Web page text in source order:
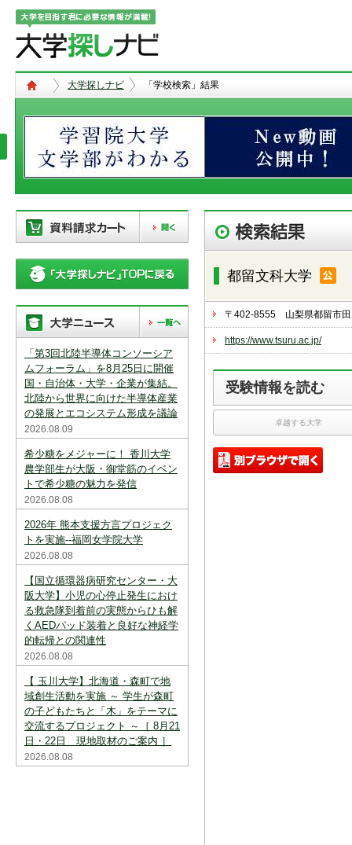
大学探しナビ 「学校検索」結果
現在、以下の学校を「資料請求カー
ト」に登録しています。「資料請求
カート」に登録できる学校は20校ま
リストから「削除」ボタンで登録を
削除して下さい。
「資料請求カート」の登録情報は、アクセ
スを中断すると消えてしまいます。ご注意
下さい。
※現在登録されている大学はありません。
※「資料請求カート」に登録できる学校は
20校までです。
「第3回北陸半導体コンソーシア
ムフォーラム」を8月25日に開催
国・自治体・大学・企業が集結。
北陸から世界に向けた半導体産業
の発展とエコシステム形成を議論
2026.08.09
希少糖をメジャーに！ 香川大学
農学部生が大阪・御堂筋のイベン
トで希少糖の魅力を発信
2026.08.08
2026年 熊本支援方言プロジェク
トを実施--福岡女学院大学
2026.08.08
【国立循環器病研究センター・大
阪大学】小児の心停止発生におけ
る救急隊到着前の実態からひも解
くAEDパッド装着と良好な神経学
的転帰との関連性
2026.08.08
【 玉川大学】北海道・森町で地
域創生活動を実施 ～ 学生が森町
の子どもたちと「木」をテーマに
交流するプロジェクト ～［ 8月21
日・22日 現地取材のご案内 ］
2026.08.08
都留文科大学
〒402-8555 山梨県都留市田
https://www.tsuru.ac.jp/
受験情報を読む
卓越する大学